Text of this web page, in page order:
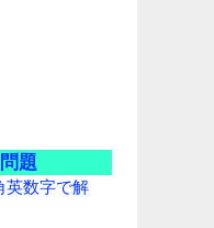
題
数字で解